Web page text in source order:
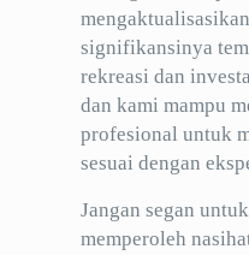
signifikansinya
rekreasi dan
dan kami mampu
profesional untuk
sesuai dengan
Jangan segan
memperoleh